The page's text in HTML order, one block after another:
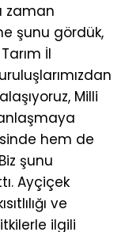
zaman
şunu gördük,
İl
Milli
hem de
şunu
Ayçiçek
ve
ilgili